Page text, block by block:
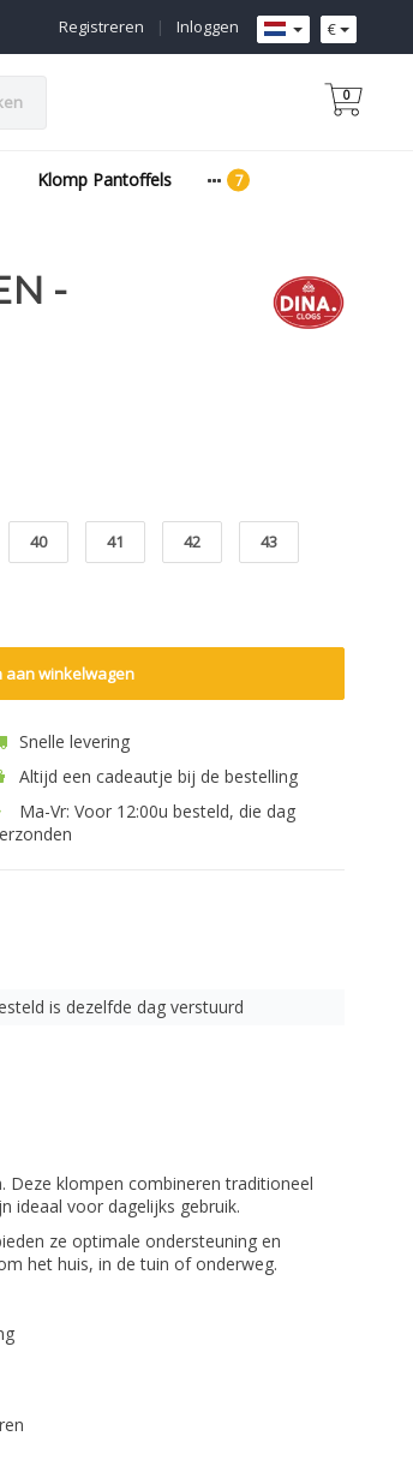
€
Inloggen
|
Registreren
0
Klomp Pantoffels
-
40 41 42 43
aan winkelwagen
Snelle levering
Altijd een cadeautje bij de bestelling
Ma-Vr: Voor 12:00u besteld, die dag
is dezelfde dag verstuurd
Deze klompen combineren traditioneel
ideaal voor dagelijks gebruik.
ze optimale ondersteuning en
het huis, in de tuin of onderweg.